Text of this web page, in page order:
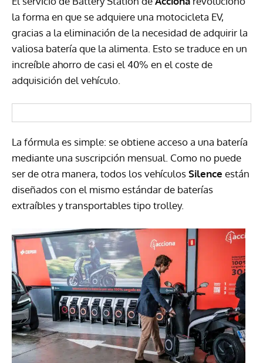
la forma en que se adquiere una motocicleta EV,
gracias a la eliminación de la necesidad de adquirir la
valiosa batería que la alimenta. Esto se traduce en un
increíble ahorro de casi el 40% en el coste de
adquisición del vehículo.
La fórmula es simple: se obtiene acceso a una batería
mediante una suscripción mensual. Como no puede
ser de otra manera, todos los vehículosSilence están
diseñados con el mismo estándar de baterías
extraíbles y transportables tipo trolley.